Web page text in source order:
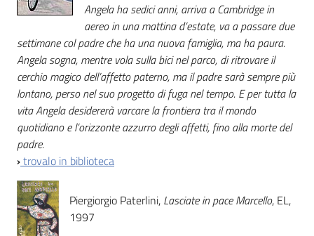
Angela ha sedici anni, arriva a Cambridge in
aereo in una mattina d’estate, va a passare due
settimane col padre che ha una nuova famiglia, ma ha paura.
Angela sogna, mentre vola sulla bici nel parco, di ritrovare il
cerchio magico dell’affetto paterno, ma il padre sarà sempre più
lontano, perso nel suo progetto di fuga nel tempo. E per tutta la
vita Angela desidererà varcare la frontiera tra il mondo
quotidiano e l’orizzonte azzurro degli affetti, fino alla morte del
padre.
›trovalo in biblioteca
Piergiorgio Paterlini, Lasciate in pace Marcello, EL,
1997